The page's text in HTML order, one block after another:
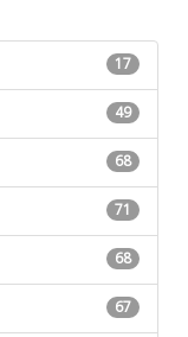
17
49
68
71
68
67